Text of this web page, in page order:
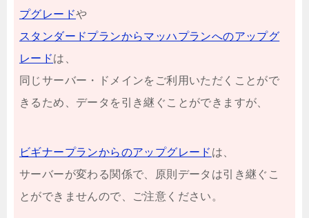
プグレードや
スタンダードプランからマッハプランへのアップグ
レードは、
同じサーバー・ドメインをご利用いただくことがで
きるため、データを引き継ぐことができますが、
ビギナープランからのアップグレード は、
サーバーが変わる関係で、原則データは引き継ぐこ
とができませんので、ご注意ください。